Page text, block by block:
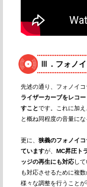
Ⅲ．フォノイ
先述の通り、フォノイ
ライザーカーブをレコ
すことです。これに加
と概ね同程度の音量に
更に、 狭義のフォノイ
ていますが、 MC昇圧ト
ッジの再生にも対応し
も対応させるために複
様々な調整を行うことが